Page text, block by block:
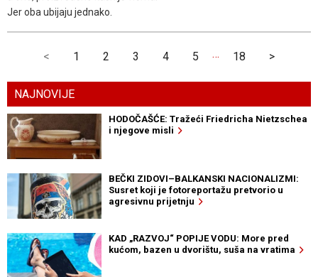
Jer oba ubijaju jednako.
< 1 2 3 4 5 … 18 >
NAJNOVIJE
HODOČAŠĆE: Tražeći Friedricha Nietzschea
i njegove misli
BEČKI ZIDOVI–BALKANSKI NACIONALIZMI:
Susret koji je fotoreportažu pretvorio u
agresivnu prijetnju
KAD „RAZVOJ“ POPIJE VODU: More pred
kućom, bazen u dvorištu, suša na vratima